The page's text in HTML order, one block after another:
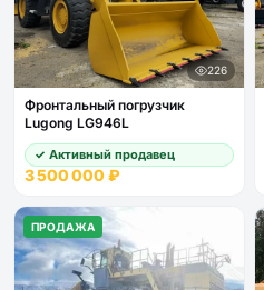
226
Фронтальный погрузчик
Lugong LG946L
✓ Активный продавец
3 500 000 ₽
ПРОДАЖА